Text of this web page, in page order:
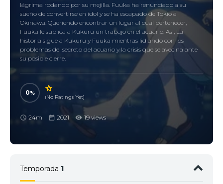
lágrima rodando por su mejilla. Fuuka ha renunciado a su
sueño de convertirse en idol y se ha escapado de Tokio a
Okinawa. Queriendo encontrar un lugar al cual pertenecer,
Fuuka le suplica a Kukuru un trabajo en el acuario. Así, La
historia sigue a Kukuru y Fuuka mientras lidiando con los
problemas del secreto del acuario y la crisis que se avecina ante
su posible cierre.
0
(No Ratings Yet)
24m 2021 19 views
Temporada 1